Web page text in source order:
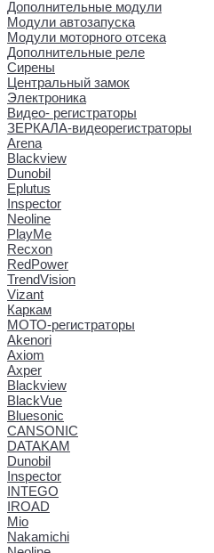
Дополнительные модули
Модули автозапуска
Модули моторного отсека
Дополнительные реле
Сирены
Центральный замок
Электроника
Видео- регистраторы
ЗЕРКАЛА-видеорегистраторы
Arena
Blackview
Dunobil
Eplutus
Inspector
Neoline
PlayMe
Recxon
RedPower
TrendVision
Vizant
Каркам
МОТО-регистраторы
Akenori
Axiom
Axper
Blackview
BlackVue
Bluesonic
CANSONIC
DATAKAM
Dunobil
Inspector
INTEGO
IROAD
Mio
Nakamichi